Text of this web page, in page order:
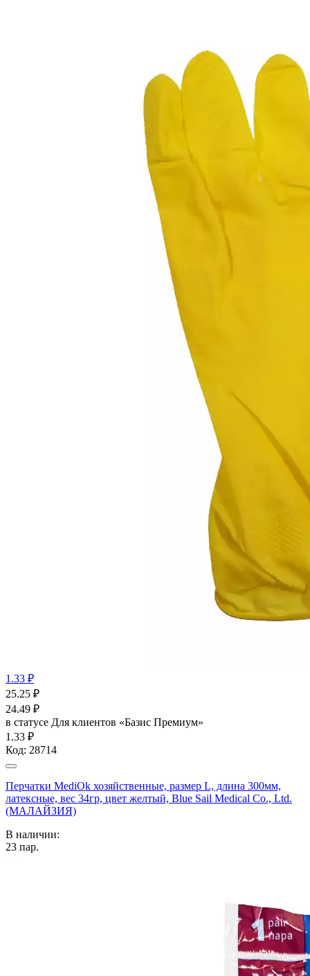
1.33 ₽
25.25 ₽
24.49 ₽
в статусе Для клиентов «Базис Премиум»
1.33 ₽
Код: 28714
Перчатки MediOk хозяйственные, размер L, длина 300мм,
латексные, вес 34гр, цвет желтый, Blue Sail Medical Co., Ltd.
(МАЛАЙЗИЯ)
В наличии:
23 пар.